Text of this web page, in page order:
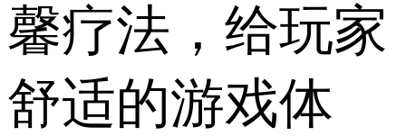
馨疗法，给玩家
舒适的游戏体